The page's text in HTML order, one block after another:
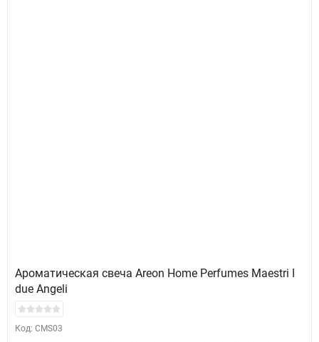
Ароматическая свеча Areon Home Perfumes Maestri I
due Angeli
Код: CMS03